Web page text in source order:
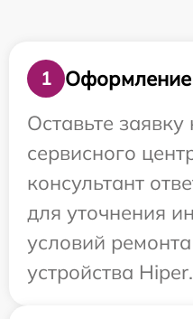
1
Оформление
Оставьте заявку
сервисного
консультант
для уточнения
условий
устройства Hiper.